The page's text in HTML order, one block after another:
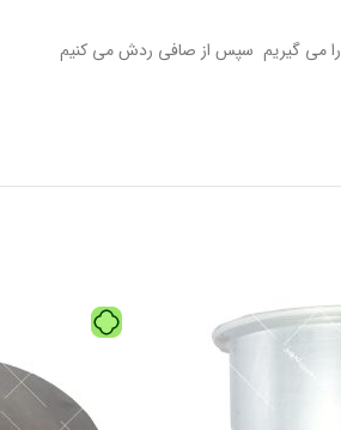
را می گیریم سپس از صافی ردش می کنیم